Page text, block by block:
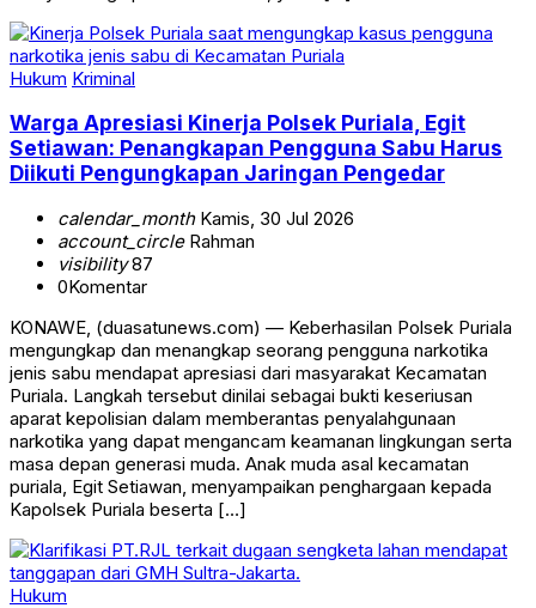
Hukum Kriminal
Warga Apresiasi Kinerja Polsek Puriala, Egit
Setiawan: Penangkapan Pengguna Sabu Harus
Diikuti Pengungkapan Jaringan Pengedar
calendar_monthKamis, 30 Jul 2026
account_circleRahman
visibility87
0Komentar
KONAWE, (duasatunews.com) — Keberhasilan Polsek Puriala
mengungkap dan menangkap seorang pengguna narkotika
jenis sabu mendapat apresiasi dari masyarakat Kecamatan
Puriala. Langkah tersebut dinilai sebagai bukti keseriusan
aparat kepolisian dalam memberantas penyalahgunaan
narkotika yang dapat mengancam keamanan lingkungan serta
masa depan generasi muda. Anak muda asal kecamatan
puriala, Egit Setiawan, menyampaikan penghargaan kepada
Kapolsek Puriala beserta […]
Hukum